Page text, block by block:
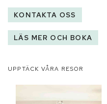
KONTAKTA OSS
LÄS MER OCH BOKA
UPPTÄCK VÅRA RESOR